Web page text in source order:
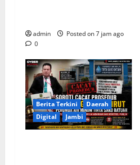
admin
Posted on 7 jam ago
0
Berita Terkini
Daerah
Digital
Jambi